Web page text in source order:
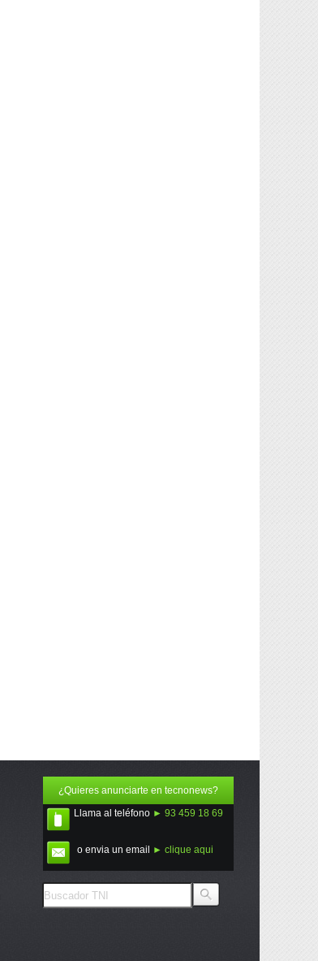
¿Quieres anunciarte en tecnonews?
Llama al teléfono ► 93 459 18 69
o envia un email ► clique aqui